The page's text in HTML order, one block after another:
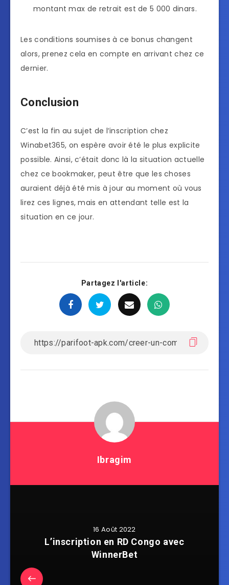
montant max de retrait est de 5 000 dinars.
Les conditions soumises à ce bonus changent
alors, prenez cela en compte en arrivant chez ce
dernier.
Conclusion
C’est la fin au sujet de l’inscription chez
Winabet365, on espère avoir été le plus explicite
possible. Ainsi, c’était donc là la situation actuelle
chez ce bookmaker, peut être que les choses
auraient déjà été mis à jour au moment où vous
lirez ces lignes, mais en attendant telle est la
situation en ce jour.
Partagez l'article:
Ibragim
16 Août 2022
L’inscription en RD Congo avec
WinnerBet